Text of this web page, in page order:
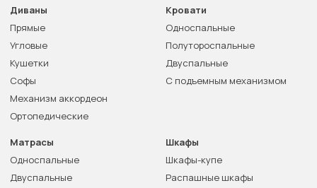
Диваны
Прямые
Угловые
Кушетки
Софы
Механизм аккордеон
Ортопедические
Кровати
Односпальные
Полутороспальные
Двуспальные
С подъемным механизмом
Матрасы
Односпальные
Двуспальные
Шкафы
Шкафы-купе
Распашные шкафы